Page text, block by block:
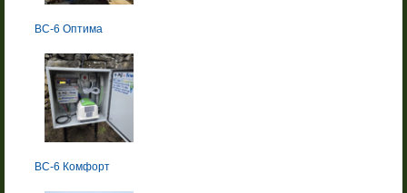
BC-6 Оптима
BC-6 Комфорт